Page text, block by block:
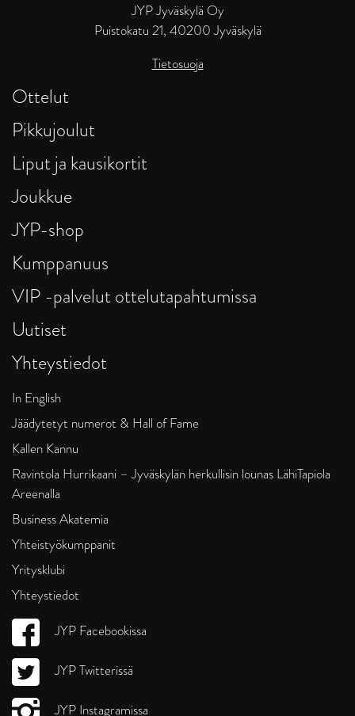
JYP Jyväskylä Oy
Puistokatu 21, 40200 Jyväskylä
Tietosuoja
Ottelut
Pikkujoulut
Liput ja kausikortit
Joukkue
JYP-shop
Kumppanuus
VIP -palvelut ottelutapahtumissa
Uutiset
Yhteystiedot
In English
Jäädytetyt numerot & Hall of Fame
Kallen Kannu
Ravintola Hurrikaani – Jyväskylän herkullisin lounas LähiTapiola
Areenalla
Business Akatemia
Yhteistyökumppanit
Yritysklubi
Yhteystiedot
JYP Facebookissa
JYP Twitterissä
JYP Instagramissa